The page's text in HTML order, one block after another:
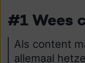
#1 Wees
Als content
allemaal